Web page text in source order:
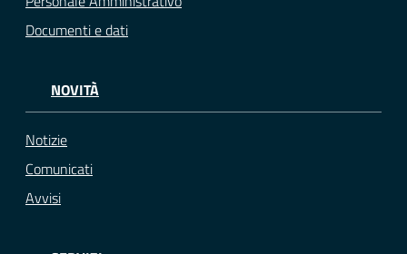
Documenti e dati
NOVITÀ
Notizie
Comunicati
Avvisi